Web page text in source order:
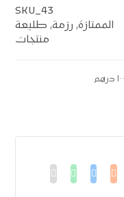
SKU_43
الممتازة, رزمة, طليعة
منتجات